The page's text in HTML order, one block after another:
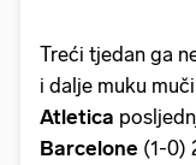
Treći tjedan ga
i dalje muku
Atletica
Barcelone (1-0)